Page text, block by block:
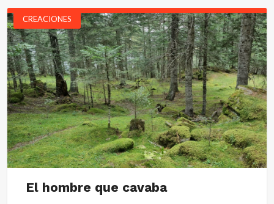
CREACIONES
El hombre que cavaba